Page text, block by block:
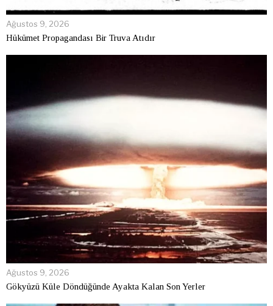
Ağustos 9, 2026
Hükümet Propagandası Bir Truva Atıdır
Ağustos 9, 2026
Gökyüzü Küle Döndüğünde Ayakta Kalan Son Yerler